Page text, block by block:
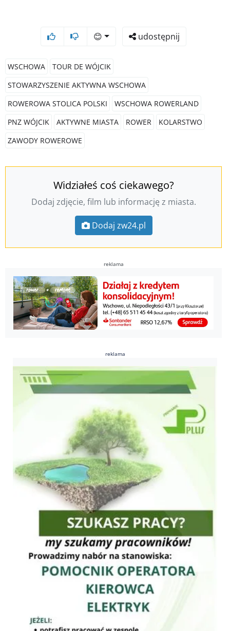
😊 udostępnij
WSCHOWA
TOUR DE WÓJCIK
STOWARZYSZENIE AKTYWNA WSCHOWA
ROWEROWA STOLICA POLSKI
WSCHOWA ROWERLAND
PNZ WÓJCIK
AKTYWNE MIASTA ROWER
KOLARSTWO
ZAWODY ROWEROWE
Widziałeś coś ciekawego?
Dodaj zdjęcie, film lub informację z miasta.
Dodaj zw24.pl
reklama
reklama